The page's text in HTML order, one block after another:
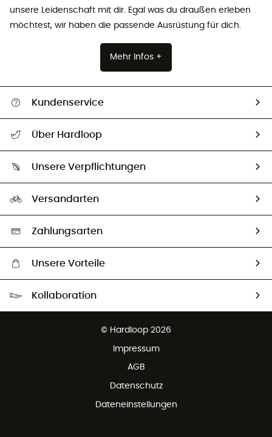
unsere Leidenschaft mit dir. Egal was du draußen erleben
möchtest, wir haben die passende Ausrüstung für dich.
Mehr Infos +
Kundenservice
Größentabelle
Über Hardloop
Unsere Botschafter
Unsere Verpflichtungen
Auswahl an nachhaltigen Produkten
Versandarten
Zahlungsarten
Unsere Vorteile
Kollaboration
© Hardloop 2026
Impressum
AGB
Datenschutz
Dateneinstellungen